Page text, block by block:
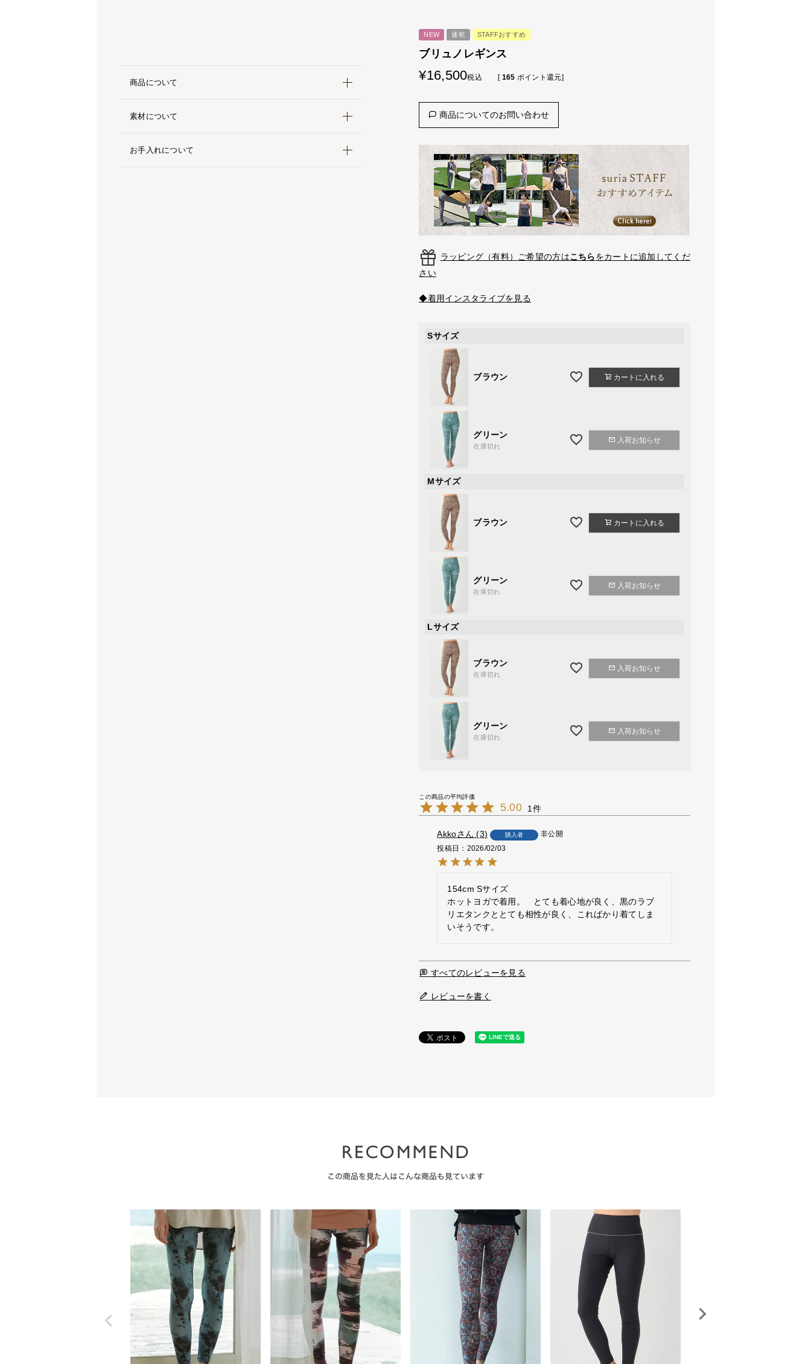
商品について
素材について
お手入れについて
NEW 速乾 STAFFおすすめ
ブリュノレギンス
¥16,500税込 [ 165 ポイント還元]
商品についてのお問い合わせ
ラッピング（有料）ご希望の方はこちらをカートに追加してくだ
さい
◆着用インスタライブを見る
Sサイズ
ブラウン カートに入れる
グリーン
在庫切れ
入荷お知らせ
Mサイズ
ブラウン カートに入れる
グリーン
在庫切れ
入荷お知らせ
Lサイズ
ブラウン
在庫切れ
入荷お知らせ
グリーン
在庫切れ
入荷お知らせ
5.00 1
Akko 3 購入者
非公開
投稿日
2026/02/03
154cm Sサイズ
ホットヨガで着用。　とても着心地が良く、黒のラブ
リエタンクととても相性が良く、こればかり着てしま
いそうです。
すべてのレビューを見る
レビューを書く